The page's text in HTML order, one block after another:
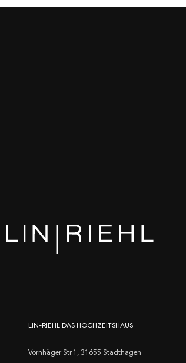
LIN-RIEHL DAS HOCHZEITSHAUS
Vornhäger Str.1, 31655 Stadthagen